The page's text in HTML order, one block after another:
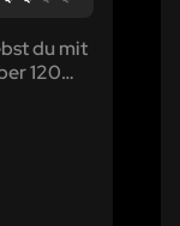
du mit
120